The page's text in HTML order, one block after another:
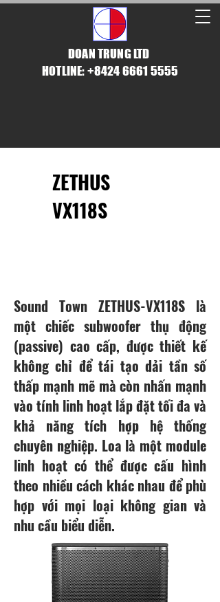
DOAN TRUNG LTD
HOTLINE: +8424 6661 5555
ZETHUS
VX118S
Sound Town ZETHUS-VX118S là
một chiếc subwoofer thụ động
(passive) cao cấp, được thiết kế
không chỉ để tái tạo dải tần số
thấp mạnh mẽ mà còn nhấn mạnh
vào tính linh hoạt lắp đặt tối đa và
khả năng tích hợp hệ thống
chuyên nghiệp. Loa là một module
linh hoạt có thể được cấu hình
theo nhiều cách khác nhau để phù
hợp với mọi loại không gian và
nhu cầu biểu diễn.